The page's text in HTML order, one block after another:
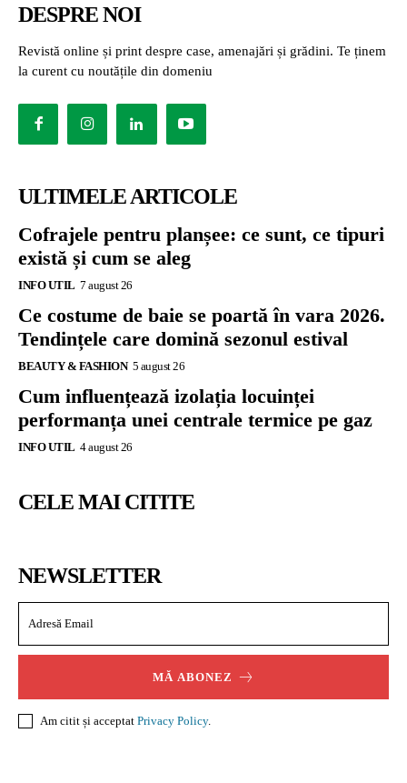
DESPRE NOI
Revistă online și print despre case, amenajări și grădini. Te ținem
la curent cu noutățile din domeniu
ULTIMELE ARTICOLE
Cofrajele pentru planșee: ce sunt, ce tipuri
există și cum se aleg
INFO UTIL 7 august 26
Ce costume de baie se poartă în vara 2026.
Tendințele care domină sezonul estival
BEAUTY & FASHION 5 august 26
Cum influențează izolația locuinței
performanța unei centrale termice pe gaz
INFO UTIL 4 august 26
CELE MAI CITITE
NEWSLETTER
MĂ ABONEZ
Am citit și acceptat Privacy Policy.